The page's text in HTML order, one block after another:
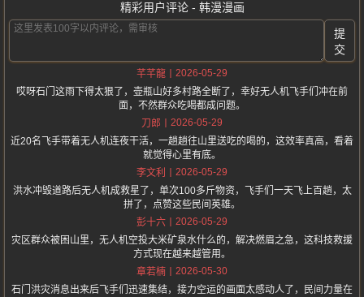
精彩用户评论 - 韩漫漫画
提
交
芊芊龍
2026-05-29
哎呀石门这雨下得太狠了，壶瓶山好多村路全断了，幸好无人机飞手们冲在前
面，不然群众吃喝都成问题。
刀郎
2026-05-29
近20名飞手带着无人机连夜干活，一趟趟往山里送吃的喝的，这效率真高，看着
就觉得心里有底。
李文利
2026-05-29
洪水冲毁道路后无人机成救星了，单次100多斤物资，飞手们一天飞上百趟，太
拼了，点赞这些民间英雄。
彭十六
2026-05-29
灾区群众被困山里，无人机空投大米矿泉水什么的，解决燃眉之急，这科技救援
方式现在越来越管用。
章若楠
2026-05-30
石门洪灾消息出来后飞手们迅速集结，接力空运的画面太感动人了，民间力量在